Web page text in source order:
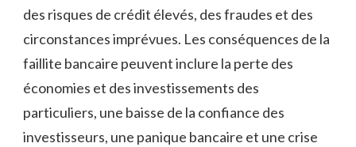
des risques de crédit élevés, des fraudes et des
circonstances imprévues. Les conséquences de la
faillite bancaire peuvent inclure la perte des
économies et des investissements des
particuliers, une baisse de la confiance des
investisseurs, une panique bancaire et une crise